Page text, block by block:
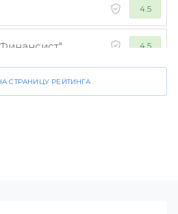
4.5
4.5
СТРАНИЦУ РЕЙТИНГА